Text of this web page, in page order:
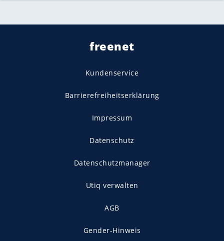
freenet
Kundenservice
Barrierefreiheitserklärung
Impressum
Datenschutz
Datenschutzmanager
Utiq verwalten
AGB
Gender-Hinweis